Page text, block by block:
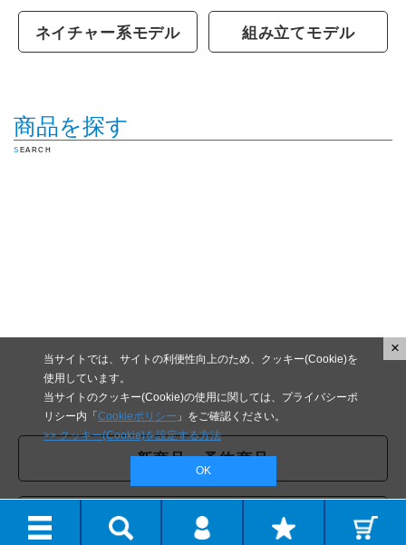
ネイチャー系モデル 組み立てモデル
商品を探す
SEARCH
新商品・予約商品
海洋堂オンラインストア限定商品
当サイトでは、サイトの利便性向上のため、クッキー(Cookie)を
使用しています。
当サイトのクッキー(Cookie)の使用に関しては、プライバシーポ
リシー内「 Cookieポリシー 」をご確認ください。
>> クッキー(Cookie)を設定する方法
OK
×